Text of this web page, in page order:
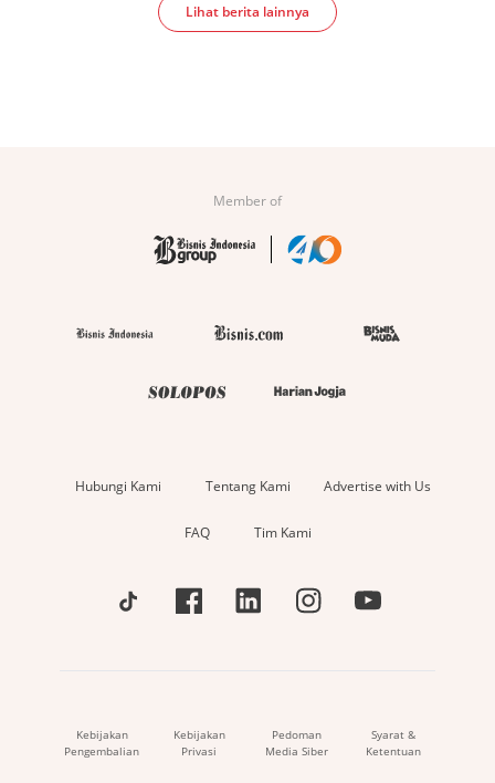
Lihat berita lainnya
Member of
Hubungi Kami Tentang Kami Advertise with Us
FAQ Tim Kami
Kebijakan
Pengembalian
Kebijakan
Privasi
Pedoman
Media Siber
Syarat &
Ketentuan